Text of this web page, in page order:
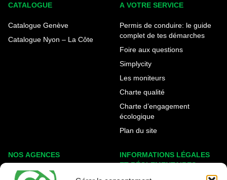
CATALOGUE
Catalogue Genève
Catalogue Nyon – La Côte
A VOTRE SERVICE
Permis de conduire: le guide
complet de tes démarches
Foire aux questions
Simplycity
Les moniteurs
Charte qualité
Charte d’engagement
écologique
Plan du site
NOS AGENCES
Genève Eaux-Vives
INFORMATIONS LÉGALES
ET RÉGLEMENTAIRES